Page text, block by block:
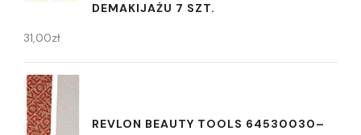
DEMAKIJAŻU 7 SZT.
31,00zł
REVLON BEAUTY TOOLS 64530030–